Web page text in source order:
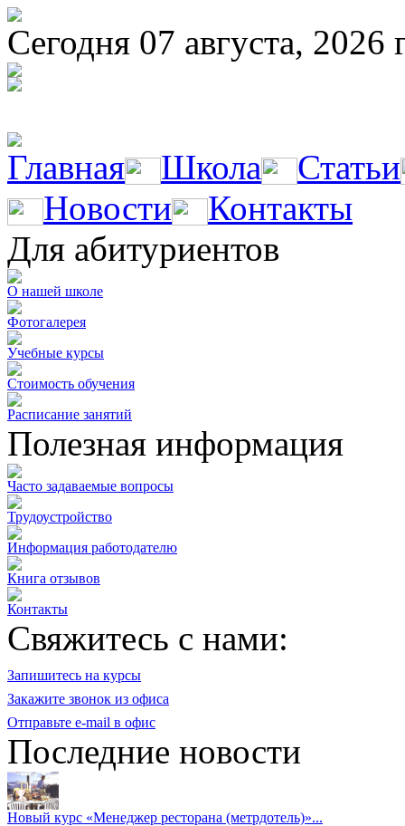
Сегодня 07 августа,
Главная Школа
Статьи
Новости
Контакты
Для абитуриентов
О нашей школе
Фотогалерея
Учебные курсы
Стоимость обучения
Расписание занятий
Полезная информация
Часто задаваемые вопросы
Трудоустройство
Информация работодателю
Книга отзывов
Контакты
Свяжитесь с нами:
Запишитесь на курсы
Закажите звонок из офиса
Отправьте e-mail в офис
Последние новости
Новый курс «Менеджер ресторана (метрдотель)»...